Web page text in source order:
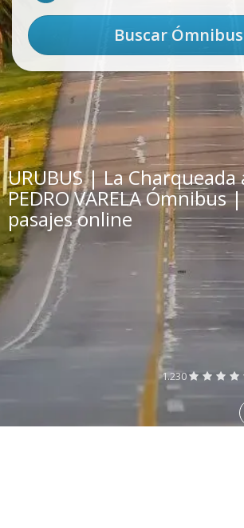
URUBUS | La Charqueada
PEDRO VARELA Ómnibus
pasajes online
1.230